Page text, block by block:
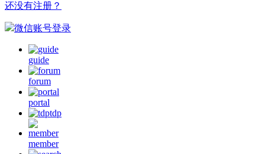
还没有注册？
微信账号登录
guide
forum
portal
tdp
member